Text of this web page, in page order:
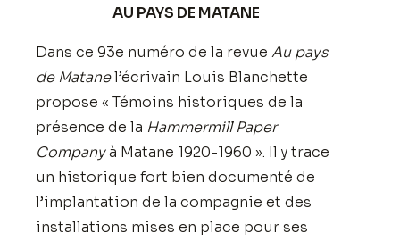
AU PAYS DE MATANE
Dans ce 93e numéro de la revue Au pays
de Matanel’écrivain Louis Blanchette
propose « Témoins historiques de la
présence de la Hammermill Paper
Companyà Matane 1920-1960 ». Il y trace
un historique fort bien documenté de
l’implantation de la compagnie et des
installations mises en place pour ses